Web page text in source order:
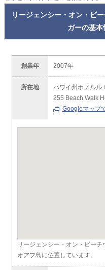
リージェンシー・オン・ビ
ガーの基本
創業年 2007年
所在地
ハワイ州ホノルル
255 Beach Walk
Googleマップ
リージェンシー・オン・ビー
オアフ島に位置しています。